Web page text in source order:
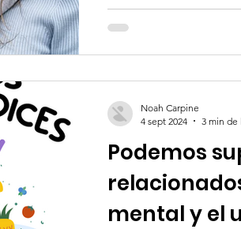
Podemos
mental y el
Noah Carpine
4 sept 2024
3 min de